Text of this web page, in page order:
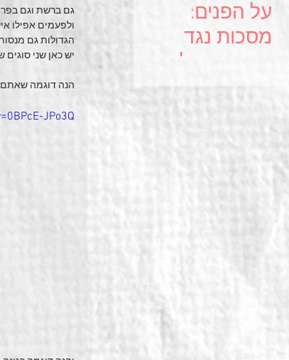
גם ברשת וגם
ולפעמים אפילו
הגדולות גם
יש כאן שני
הנה דוגמה שאתם
JPo3Q
על הפנים:
מסכות נגד
קורונה - על
מייקינג,